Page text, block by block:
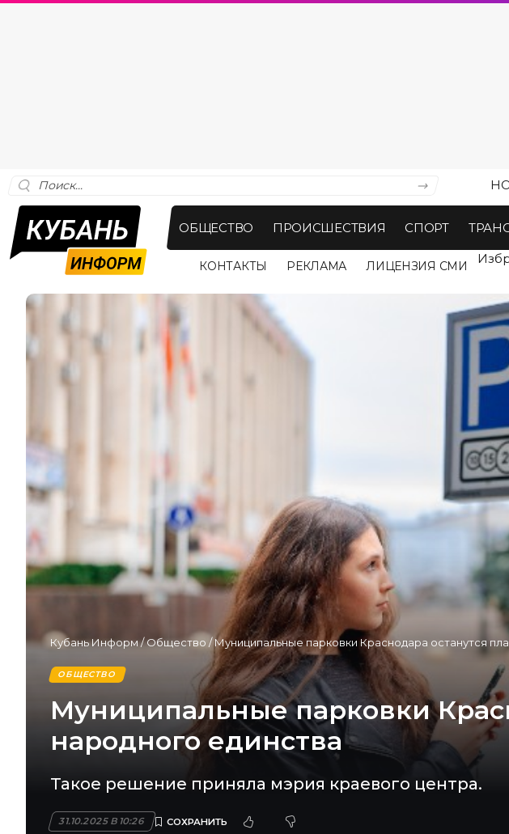
ОБЩЕСТВО ПРОИСШЕСТВИЯ СПОРТ
КОНТАКТЫ РЕКЛАМА ЛИЦЕНЗИЯ СМИ
Кубань Информ/Общество /Муниципальные парковки Краснодара останутся
ОБЩЕСТВО
Муниципальные парковки
народного единства
Такое решение приняла мэрия краевого центра.
31.10.2025 В 10:26